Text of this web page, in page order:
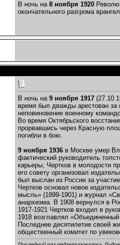
В ночь на 8 ноября 1920
окончательного разгрома
В ночь на 9 ноября 1917
время был дважды арестован за
неповиновение военному
Во время Октябрьского
прорвавшись через Красную
погибли в бою.
9 ноября 1936 в Москве умер
фактический руководитель
карьеры, Чертков в молодости
его совету организовал
был выслан из России за
Чертков основал новое
мысль» (1899-1901) и журнал
анархизма. В 1908 вернулся в
1917-1921 Чертков входил в
1918 возглавлял
Последнее десятилетие своей
общественный комитет по